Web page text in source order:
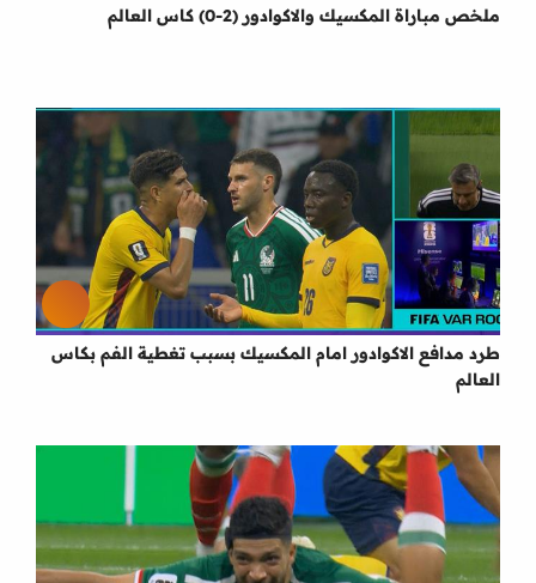
ملخص مباراة المكسيك والاكوادور (2-0) كاس العالم
طرد مدافع الاكوادور امام المكسيك بسبب تغطية الفم بكاس
العالم